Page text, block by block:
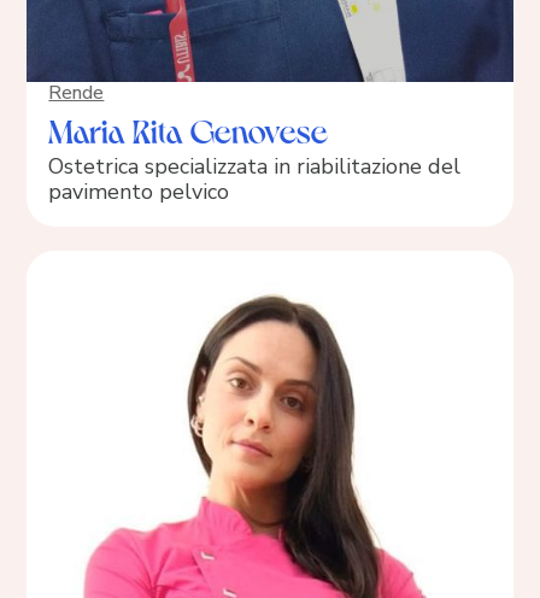
Rende
Maria Rita Genovese
Ostetrica specializzata in riabilitazione del
pavimento pelvico